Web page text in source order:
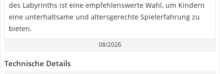
des Labyrinths ist eine empfehlenswerte Wahl, um Kindern
eine unterhaltsame und altersgerechte Spielerfahrung zu
bieten.
08/2026
Technische Details